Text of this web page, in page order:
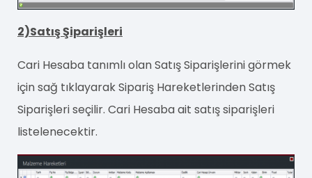
2)Satış Şiparişleri
Cari Hesaba tanımlı olan Satış Siparişlerini görmek
için sağ tıklayarak Sipariş Hareketlerinden Satış
Siparişleri seçilir. Cari Hesaba ait satış siparişleri
listelenecektir.